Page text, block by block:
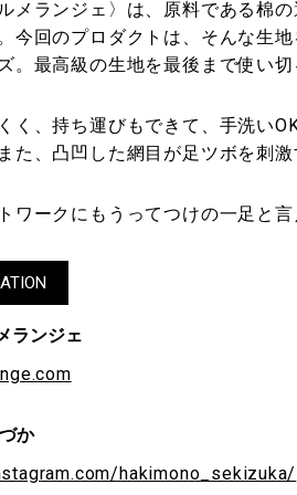
ルメランジェ〉は、原料である棉
今回のプロダクトは、そんな生
。最高級の生地を最後まで使い
く、持ち運びもできて、手洗い
た、凸凹した網目が足ツボを刺
ワークにもうってつけの一足と
ランジェ
か
hakimono_sekizuka/